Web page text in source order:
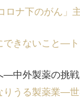
ロナ下のがん」
できないこと―
―中外製薬の挑戦
りうる製薬業―